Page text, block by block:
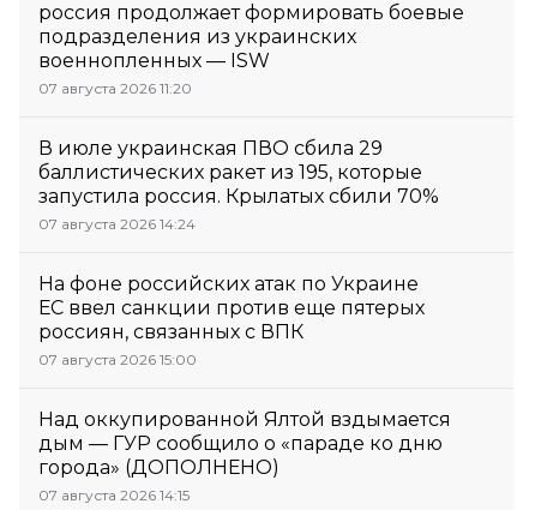
россия продолжает формировать боевые
подразделения из украинских
военнопленных — ISW
07 августа 2026 11:20
В июле украинская ПВО сбила 29
баллистических ракет из 195, которые
запустила россия. Крылатых сбили 70%
07 августа 2026 14:24
На фоне российских атак по Украине
ЕС ввел санкции против еще пятерых
россиян, связанных с ВПК
07 августа 2026 15:00
Над оккупированной Ялтой вздымается
дым — ГУР сообщило о «параде ко дню
города» (ДОПОЛНЕНО)
07 августа 2026 14:15